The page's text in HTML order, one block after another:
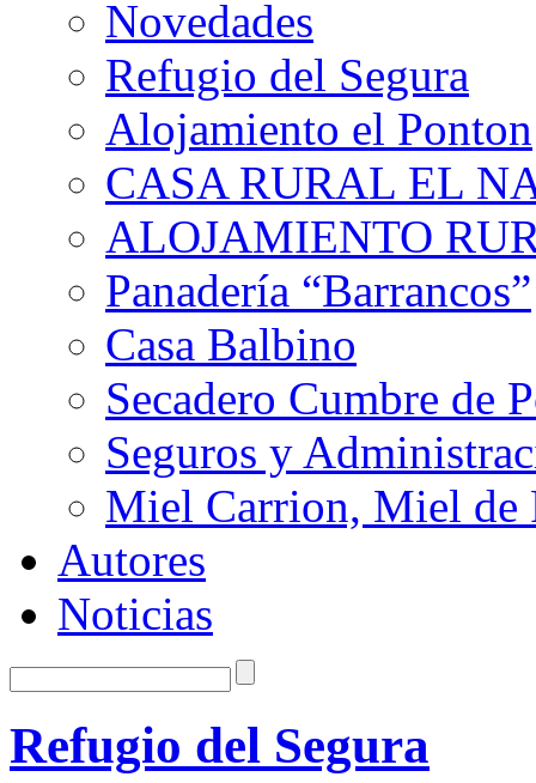
Novedades
Refugio del Segura
Alojamiento el Ponton
CASA RURAL EL
ALOJAMIENTO
Panadería “Barrancos”
Casa Balbino
Secadero Cumbre de
Seguros y
Miel Carrion, Miel de
Autores
Noticias
Refugio del Segura